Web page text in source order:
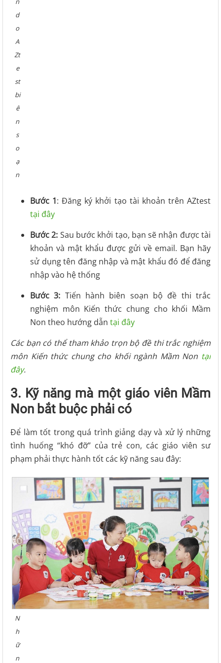
d
o
A
Zt
e
st
bi
ê
n
s
o
ạ
n
Bước 1: Đăng ký khởi tạo tài khoản trên AZtest
tại đây
Bước 2: Sau bước khởi tạo, bạn sẽ nhận được tài
khoản và mật khẩu được gửi về email. Bạn hãy
sử dụng tên đăng nhập và mật khẩu đó để đăng
nhập vào hệ thống
Bước 3: Tiến hành biên soạn bộ đề thi trắc
nghiệm môn Kiến thức chung cho khối Mầm
Non theo hướng dẫn tại đây
Các bạn có thể tham khảo trọn bộ đề thi trắc nghiệm
môn Kiến thức chung cho khối ngành Mầm Non tại
đây.
3. Kỹ năng mà một giáo viên Mầm
Non bắt buộc phải có
Để làm tốt trong quá trình giảng dạy và xử lý những
tình huống “khó đỡ” của trẻ con, các giáo viên sư
phạm phải thực hành tốt các kỹ năng sau đây:
N
h
ữ
n